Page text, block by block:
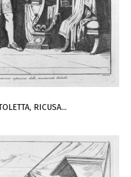
RICUSA...